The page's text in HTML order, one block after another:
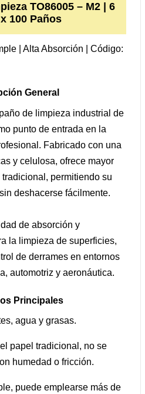
TO86005 – M2 | 6
100 Paños
| Alta Absorción | Código:
General
de limpieza industrial de
punto de entrada en la
Fabricado con una
y celulosa, ofrece mayor
permitiendo su
deshacerse fácilmente.
de absorción y
la limpieza de superficies,
de derrames en entornos
automotriz y aeronáutica.
Principales
agua y grasas.
papel tradicional, no se
humedad o fricción.
puede emplearse más de